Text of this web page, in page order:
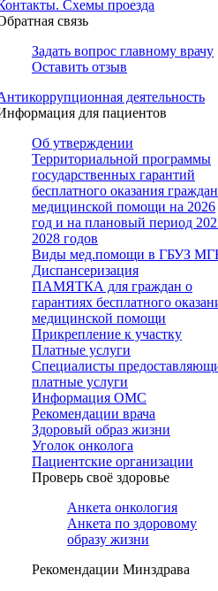
Схемы проезда
связь
Задать вопрос главному врачу
Оставить отзыв
деятельность
для пациентов
Об утверждении
Территориальной программы
государственных гарантий
бесплатного оказания
медицинской помощи на 2026
год и на плановый период
2028 годов
Виды мед.помощи в ГБУЗ
Диспансеризация
ПАМЯТКА для граждан о
гарантиях бесплатного
медицинской помощи
Прикрепление к участку
Платные услуги
Специалисты
платные услуги
Информация ОМС
Рекомендации врача
Здоровый образ жизни
Уголок онколога
Пациентские организации
Проверь своё здоровье
Анкета онкология
Анкета по здоровому
образу жизни
Рекомендации Минздрава